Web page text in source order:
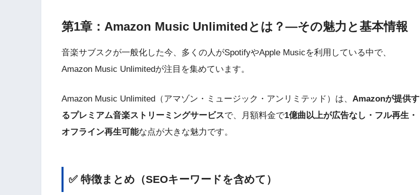
第1章：Amazon Music Unlimitedとは？―その魅力と基本情報
音楽サブスクが一般化した今、多くの人がSpotifyやApple Musicを利用している中で、
Amazon Music Unlimitedが注目を集めています。
Amazon Music Unlimited（アマゾン・ミュージック・アンリミテッド）は、 Amazonが提供す
るプレミアム音楽ストリーミングサービスで、月額料金で1億曲以上が広告なし・フル再生・
オフライン再生可能な点が大きな魅力です。
✅ 特徴まとめ（SEOキーワードを含めて）